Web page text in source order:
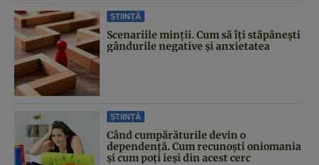
ȘTIINȚĂ
Scenariile minții. Cum să îți stăpânești
gândurile negative și anxietatea
ȘTIINȚĂ
Când cumpărăturile devin o
dependență. Cum recunoști oniomania
și cum poți ieși din acest cerc